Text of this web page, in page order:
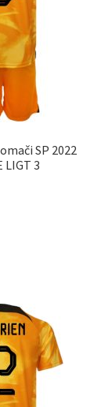
SP 2022
LIGT 3